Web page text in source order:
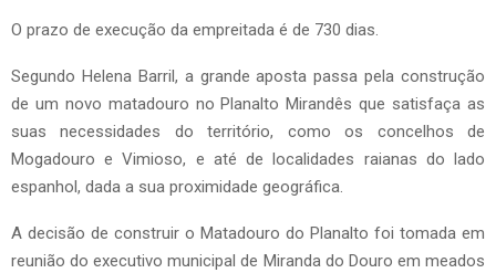
O prazo de execução da empreitada é de 730 dias.
Segundo Helena Barril, a grande aposta passa pela construção
de um novo matadouro no Planalto Mirandês que satisfaça as
suas necessidades do território, como os concelhos de
Mogadouro e Vimioso, e até de localidades raianas do lado
espanhol, dada a sua proximidade geográfica.
A decisão de construir o Matadouro do Planalto foi tomada em
reunião do executivo municipal de Miranda do Douro em meados